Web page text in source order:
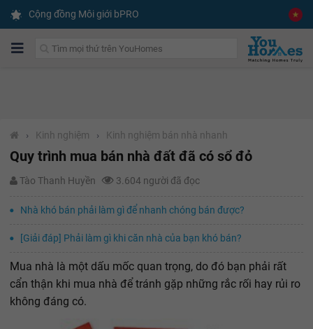
Cộng đồng Môi giới bPRO
› Kinh nghiệm › Kinh nghiệm bán nhà nhanh
Quy trình mua bán nhà đất đã có sổ đỏ
Tào Thanh Huyền 3.604 người đã đọc
Nhà khó bán phải làm gì để nhanh chóng bán được?
[Giải đáp] Phải làm gì khi căn nhà của bạn khó bán?
Mua nhà là một dấu mốc quan trọng, do đó bạn phải rất
cẩn thận khi mua nhà để tránh gặp những rắc rối hay rủi ro
không đáng có.